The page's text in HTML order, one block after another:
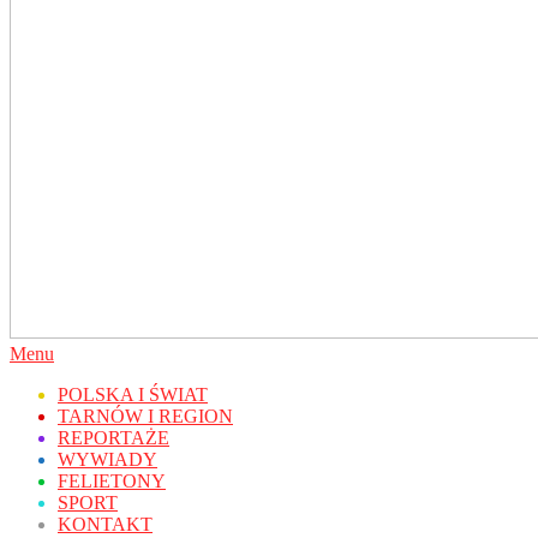
Secondary
Menu
Menu
POLSKA I ŚWIAT
TARNÓW I REGION
REPORTAŻE
WYWIADY
FELIETONY
SPORT
KONTAKT